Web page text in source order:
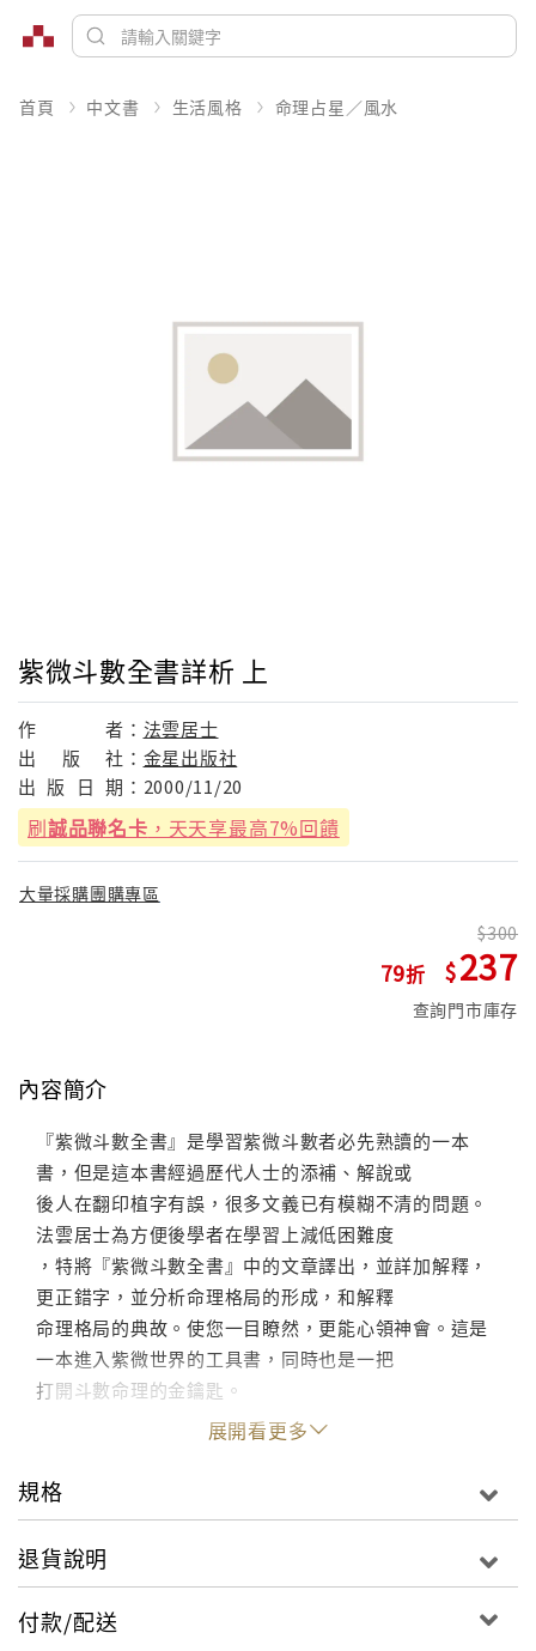
首頁 中文書 生活風格 命理占星／風水
紫微斗數全書詳析 上
作 者： 法雲居士
出
版 社： 金星出版社
出 版 日 期： 2000/11/20
刷誠品聯名卡 ，天天享最高7%回饋
大量採購團購專區
79
300
237
查詢門市庫存
內容簡介
『紫微斗數全書』是學習紫微斗數者必先熟讀的一本
書，但是這本書經過歷代人士的添補、解說或
後人在翻印植字有誤，很多文義已有模糊不清的問題。
法雲居士為方便後學者在學習上減低困難度
，特將『紫微斗數全書』中的文章譯出，並詳加解釋，
更正錯字，並分析命理格局的形成，和解釋
命理格局的典故。使您一目瞭然，更能心領神會。這是
一本進入紫微世界的工具書，同時也是一把
打開斗數命理的金鑰匙。
展開看更多
規格
退貨說明
付款/配送